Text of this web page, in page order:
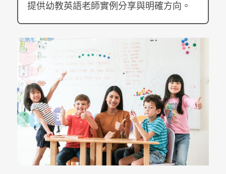
提供幼教英語老師實例分享與明確方向。